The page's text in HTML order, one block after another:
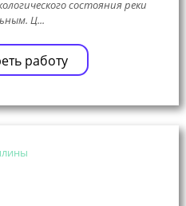
состояния реки
Ц...
работу